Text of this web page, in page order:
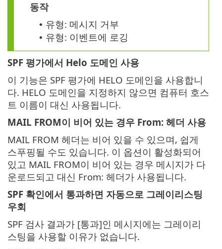
동작
• 유형: 메시지 거부
• 유형: 이벤트에 로깅
SPF 평가에서 Helo 도메인 사용
이 기능은 SPF 평가에 HELO 도메인을 사용합니
다. HELO 도메인을 지정하지 않으면 컴퓨터 호스
트 이름이 대신 사용됩니다.
MAIL FROM이 비어 있는 경우 From: 헤더 사용
MAIL FROM 헤더는 비어 있을 수 있으며, 쉽게
스푸핑될 수도 있습니다. 이 옵션이 활성화되어
있고 MAIL FROM이 비어 있는 경우 메시지가 다
운로드되고 대신 From: 헤더가 사용됩니다.
SPF 확인에서 통과하면 자동으로 그레이리스팅
우회
SPF 검사 결과가 [통과]인 메시지에는 그레이리
스팅을 사용할 이유가 없습니다.